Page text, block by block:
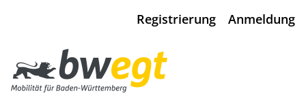
Registrierung Anmeldung